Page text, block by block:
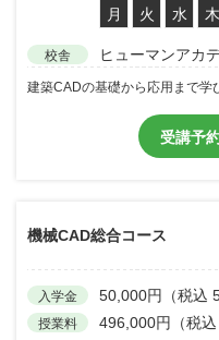
月 火 水 木
校舎 ヒューマンアカ
建築CADの基礎から応用まで学
受講予
機械CAD総合コース
入学金 50,000円（税込
授業料 496,000円（税込